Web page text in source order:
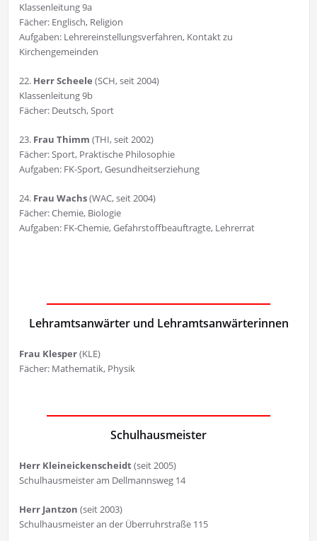
Klassenleitung 9a
Fächer: Englisch, Religion
Aufgaben: Lehrereinstellungsverfahren, Kontakt zu
Kirchengemeinden
22. Herr Scheele (SCH, seit 2004)
Klassenleitung 9b
Fächer: Deutsch, Sport
23. Frau Thimm (THI, seit 2002)
Fächer: Sport, Praktische Philosophie
Aufgaben: FK-Sport, Gesundheitserziehung
24. Frau Wachs(WAC, seit 2004)
Fächer: Chemie, Biologie
Aufgaben: FK-Chemie, Gefahrstoffbeauftragte, Lehrerrat
Lehramtsanwärter und Lehramtsanwärterinnen
Frau Klesper(KLE)
Fächer: Mathematik, Physik
Schulhausmeister
Herr Kleineickenscheidt(seit 2005)
Schulhausmeister am Dellmannsweg 14
Herr Jantzon (seit 2003)
Schulhausmeister an der Überruhrstraße 115